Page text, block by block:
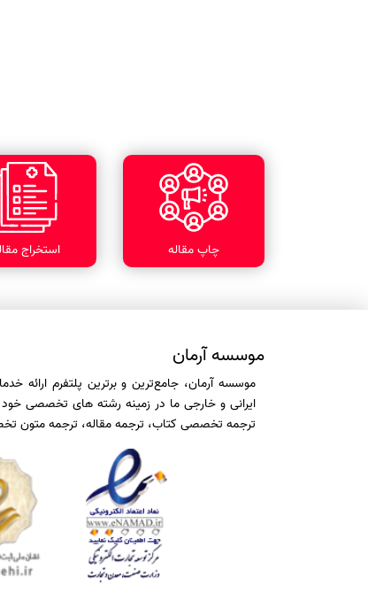
چاپ مقاله استخراج
موسسه آرمان
موسسه آرمان، جامع‌ترین و برترین پلتفرم ارائه
ایرانی و خارجی ما در زمینه رشته های تخصصی
ترجمه تخصصی کتاب، ترجمه مقاله، ترجمه متون